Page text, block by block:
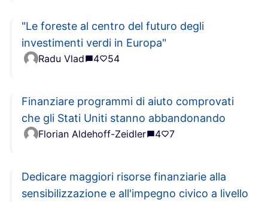
"Le foreste al centro del futuro degli
investimenti verdi in Europa"
Radu Vlad 4 54
Finanziare programmi di aiuto comprovati
che gli Stati Uniti stanno abbandonando
Florian Aldehoff-Zeidler 4 7
Dedicare maggiori risorse finanziarie alla
sensibilizzazione e all'impegno civico a livello